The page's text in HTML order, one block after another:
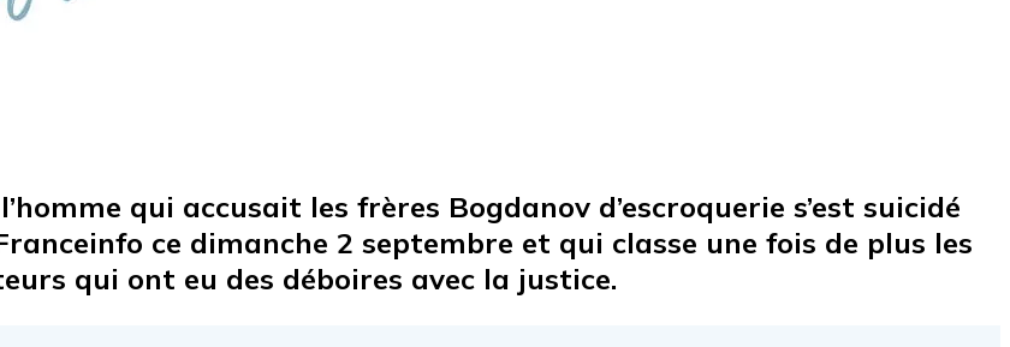
qui accusait les frères Bogdanov d’escroquerie s’est suicidé
ce dimanche 2 septembre et qui classe une fois de plus les
qui ont eu des déboires avec la justice.